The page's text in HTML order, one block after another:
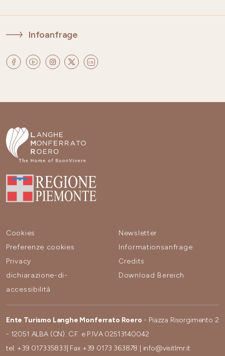
Infoanfrage
Cookies
Preferenze cookies
Privacy
dichiarazione-di-
accessibilità
Newsletter
Informationsanfrage
Credits
Download Bereich
Ente Turismo Langhe Monferrato Roero - Piazza Risorgimento 2
- 12051 ALBA (CN). C.F. e P.IVA 02513140042
tel. +39 017335833 | Fax +39 0173 363878 info@visitlmr.it